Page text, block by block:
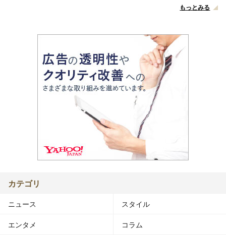
もっとみる
カテゴリ
ニュース スタイル
エンタメ コラム